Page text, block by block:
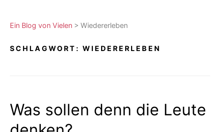
Ein Blog von Vielen > Wiedererleben
SCHLAGWORT: WIEDERERLEBEN
Was sollen denn die Leute